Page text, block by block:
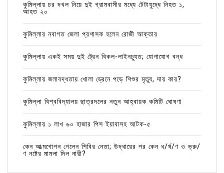
কুমিল্লায় চর দখল নিয়ে দুই গ্রামবাসীর মধ্যে টেটাযুদ্ধে নিহত ১,
আহত ২০
কুমিল্লার নবাগত জেলা প্রশাসক হলেন রোজী আক্তার
কুমিল্লায় একই সময় দুই ট্রেন বিকল-লাইনচ্যুত; যোগাযোগ বন্ধ
কুমিল্লায় জলাবদ্ধতায় খোলা ড্রেনে পড়ে শিশুর মৃত্যু, দায় কার?
কুমিল্লা বিশ্ববিদ্যালয় ছাত্রদলের নতুন আহ্বায়ক কমিটি ঘোষণা
কুমিল্লায় ১ লাখ ৬০ হাজার পিস ইয়াবাসহ আটক-৫
কেন আত্মগোপন গেলেন শিবির নেতা; উদ্ধারের পর কেন ধ/র্ষ/ণ ও ভ্রু/
ণ নষ্টের মামলা দিল নারী?